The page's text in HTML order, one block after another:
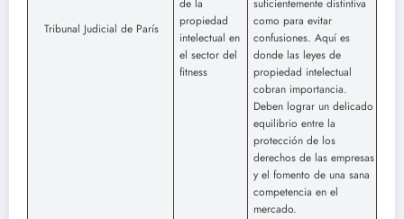
Tribunal Judicial de París
de la
propiedad
intelectual en
el sector del
fitness
suficientemente distintiva
como para evitar
confusiones. Aquí es
donde las leyes de
propiedad intelectual
cobran importancia.
Deben lograr un delicado
equilibrio entre la
protección de los
derechos de las empresas
y el fomento de una sana
competencia en el
mercado.